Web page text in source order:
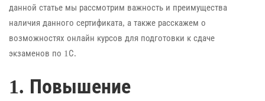
данной статье мы рассмотрим важность и преимущества
наличия данного сертификата, а также расскажем о
возможностях онлайн курсов для подготовки к сдаче
экзаменов по 1С.
1. Повышение